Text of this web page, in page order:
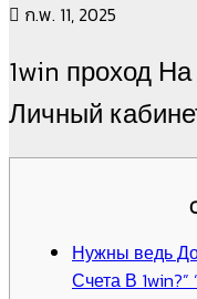
ก.พ. 11, 2025
1win проход
Личный
Нужны ведь
Счета В